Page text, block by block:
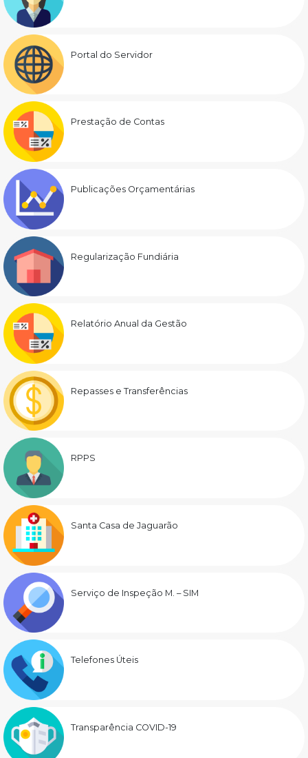
Portal do Servidor
Prestação de Contas
Publicações Orçamentárias
Regularização Fundiária
Relatório Anual da Gestão
Repasses e Transferências
RPPS
Santa Casa de Jaguarão
Serviço de Inspeção M. – SIM
Telefones Úteis
Transparência COVID-19